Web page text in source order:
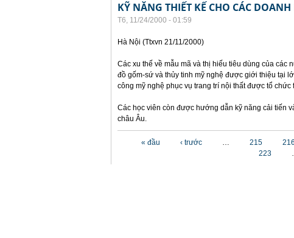
KỸ NĂNG THIẾT KẾ CHO CÁC
T6, 11/24/2000 - 01:59
Hà Nội (Ttxvn 21/11/2000)
Các xu thế về mẫu mã và thị hiếu tiêu dùng của các
đồ gốm-sứ và thủy tinh mỹ nghệ được giới thiệu tại
công mỹ nghệ phục vụ trang trí nội thất được tổ
Các học viên còn được hướng dẫn kỹ năng cải tiến
châu Âu.
« đầu ‹ trước … 215 216
223